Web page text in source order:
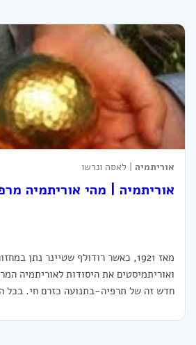
אוריתמיה | לאסה ונרשו
אוריתמיה | מהי אוריתמיה
מאז 1921, כאשר רודולף שטיינר נתן
ואוריתמיסטים את היסודות לאוריתמיה
חדש זה של תרפיה-בתנועה כזרם חי. בכל